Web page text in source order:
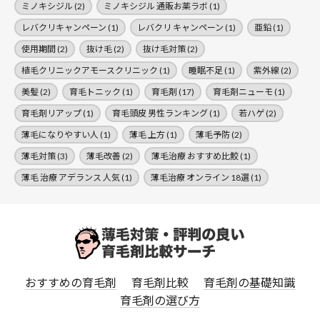
ミノキシジル (2) ミノキシジル 通販お薬ラボ (1)
レバクリキャンペーン (1) レバクリ キャンペーン (1) 亜鉛(1)
使用期間 (2) 抜け毛(2) 抜け毛対策(2)
植毛クリニックアモースクリニック (1) 睡眠不足 (1) 紫外線(2)
美髪(2) 育毛トニック (1) 育毛剤 (17) 育毛剤ニューモ (1)
育毛剤リアップ(1) 育毛頭皮 男性ランキング(1) 若ハゲ(2)
薄毛になりやすい人 (1) 薄毛 上方(1) 薄毛予防(2)
薄毛対策(3) 薄毛改善 (2) 薄毛治療 おすすめ比鮫(1)
薄毛 治療 アデランス 人気(1) 薄毛治療 オンライン 18選(1)
おすすめの育毛剤 育毛剤比較
育毛剤の基礎知識
育毛剤の選び方